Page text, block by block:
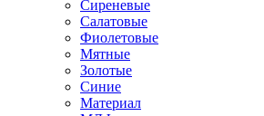
Сиреневые
Салатовые
Фиолетовые
Мятные
Золотые
Синие
Материал